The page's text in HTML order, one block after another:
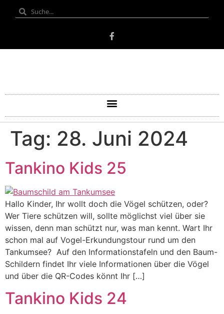
Tag: 28. Juni 2024
Tankino Kids 25
Hallo Kinder, Ihr wollt doch die Vögel schützen, oder?
Wer Tiere schützen will, sollte möglichst viel über sie
wissen, denn man schützt nur, was man kennt. Wart Ihr
schon mal auf Vogel-Erkundungstour rund um den
Tankumsee? Auf den Informationstafeln und den Baum-
Schildern findet Ihr viele Informationen über die Vögel
und über die QR-Codes könnt Ihr […]
Tankino Kids 24